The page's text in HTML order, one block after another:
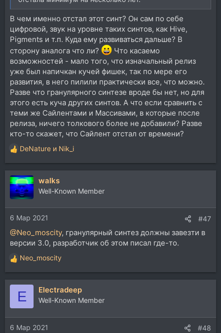
В чем именно отстал этот синт? Он сам по себе
цифровой, звук на уровне таких синтов, как Hive,
Pigments и т.п. Куда ему развиваться дальше? В
сторону аналога что ли?
Что касаемо
возможностей - мало того, что изначальный релиз
уже был напичкан кучей фишек, так по мере его
развития, в него пилили практически все, что можно.
Разве что гранулярного синтезе вроде бы нет, но для
этого есть куча других синтов. А что если сравнить с
теми же Сайлентами и Массивами, в которые после
релиза, ничего толкового более не добавили? Разве
кто-то скажет, что Сайлент отстал от времени?
Р
е
а
к
ц
и
и
:
DeNature и Nik_i
walks
Well-Known Member
6 Мар 2021 #47
@Neo_moscity, гранулярный синтез должны завезти в
версии 3.0, разработчик об этом писал где-то.
Р
е
а
и
и
:
Neo_moscity
E Electradeep
Well-Known Member
6 Мар 2021 #48